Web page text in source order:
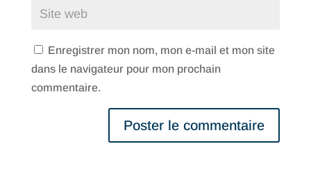
Enregistrer mon nom, mon e-mail et mon site
dans le navigateur pour mon prochain
commentaire.